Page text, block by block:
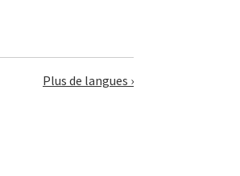
Plus de langues